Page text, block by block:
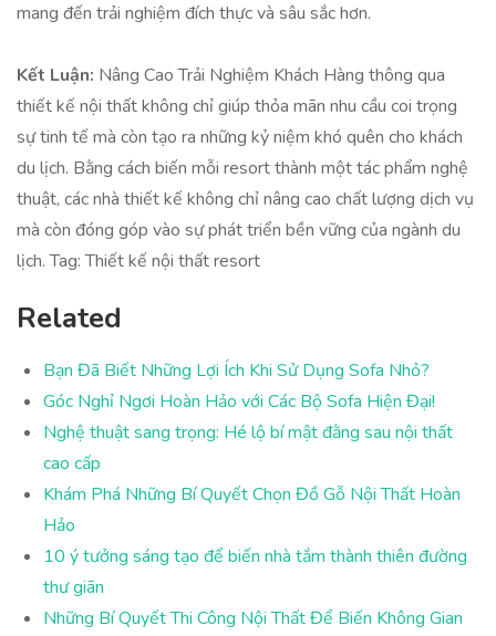
mang đến trải nghiệm đích thực và sâu sắc hơn.
Kết Luận: Nâng Cao Trải Nghiệm Khách Hàng thông qua
thiết kế nội thất không chỉ giúp thỏa mãn nhu cầu coi trọng
sự tinh tế mà còn tạo ra những kỷ niệm khó quên cho khách
du lịch. Bằng cách biến mỗi resort thành một tác phẩm nghệ
thuật, các nhà thiết kế không chỉ nâng cao chất lượng dịch vụ
mà còn đóng góp vào sự phát triển bền vững của ngành du
lịch. Tag: Thiết kế nội thất resort
Related
Bạn Đã Biết Những Lợi Ích Khi Sử Dụng Sofa Nhỏ?
Góc Nghỉ Ngơi Hoàn Hảo với Các Bộ Sofa Hiện Đại!
Nghệ thuật sang trọng: Hé lộ bí mật đằng sau nội thất
cao cấp
Khám Phá Những Bí Quyết Chọn Đồ Gỗ Nội Thất Hoàn
Hảo
10 ý tưởng sáng tạo để biến nhà tắm thành thiên đường
thư giãn
Những Bí Quyết Thi Công Nội Thất Để Biến Không Gian